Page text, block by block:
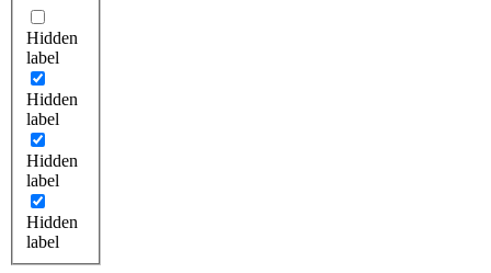
Hidden
label
Hidden
label
Hidden
label
Hidden
label